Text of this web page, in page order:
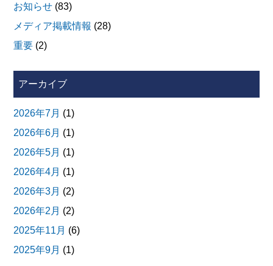
お知らせ (83)
メディア掲載情報 (28)
重要 (2)
アーカイブ
2026年7月 (1)
2026年6月 (1)
2026年5月 (1)
2026年4月 (1)
2026年3月 (2)
2026年2月 (2)
2025年11月 (6)
2025年9月 (1)